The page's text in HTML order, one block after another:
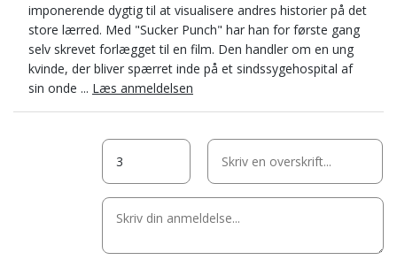
imponerende dygtig til at visualisere andres historier på det
store lærred. Med "Sucker Punch" har han for første gang
selv skrevet forlægget til en film. Den handler om en ung
kvinde, der bliver spærret inde på et sindssygehospital af
sin onde ... Læs anmeldelsen